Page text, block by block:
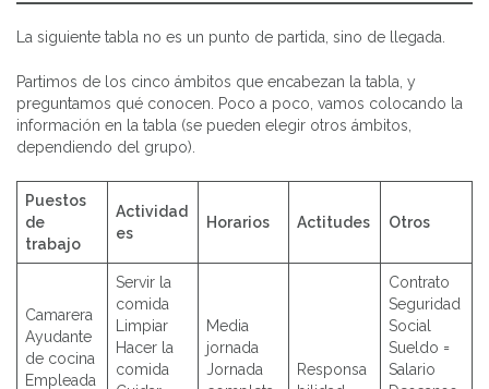
La siguiente tabla no es un punto de partida, sino de llegada.
Partimos de los cinco ámbitos que encabezan la tabla, y
preguntamos qué conocen. Poco a poco, vamos colocando la
información en la tabla (se pueden elegir otros ámbitos,
dependiendo del grupo).
Puestos
de
trabajo
Actividad
es
Horarios Actitudes Otros
Camarera
Ayudante
de cocina
Empleada
Servir la
comida
Limpiar
Hacer la
comida
Media
jornada
Jornada
Responsa
Contrato
Seguridad
Social
Sueldo =
Salario